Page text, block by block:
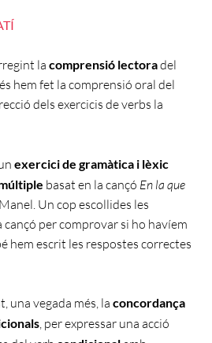
la comprensió lectoradel
hem fet la comprensió oral del
dels exercicis de verbs la
exercici de gramàtica i lèxic
basat en la cançó En la que
Manel. Un cop escollides les
per comprovar si ho havíem
hem escrit les respostes correctes
una vegada més, la concordança
, per expressar una acció